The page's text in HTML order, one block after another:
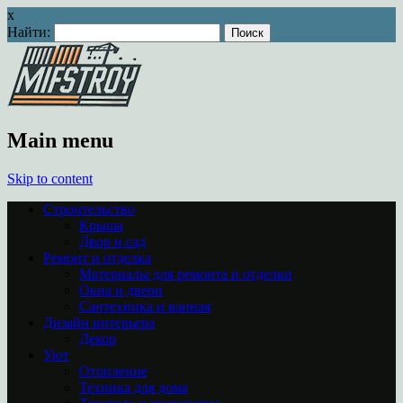
x
Найти:
Main menu
Skip to content
Строительство
Крыша
Двор и сад
Ремонт и отделка
Материалы для ремонта и отделки
Окна и двери
Сантехника и ванная
Дизайн интерьера
Декор
Уют
Отопление
Техника для дома